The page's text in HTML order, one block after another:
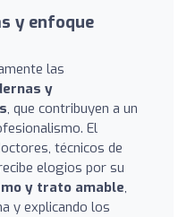
y enfoque
las
y
, que contribuyen a un
El
técnicos de
elogios por su
y trato amable,
y explicando los